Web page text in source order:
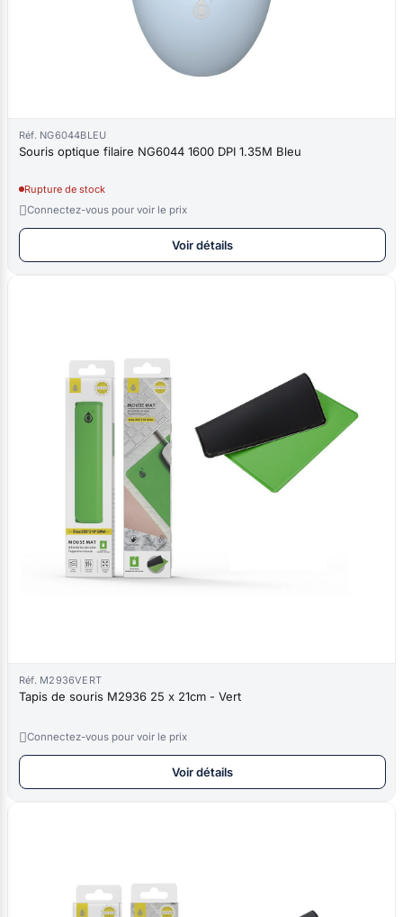
Réf. NG6044BLEU
Souris optique filaire NG6044 1600 DPI 1.35M Bleu
Rupture de stock
Connectez-vous pour voir le prix
Voir détails
Réf. M2936VERT
Tapis de souris M2936 25 x 21cm - Vert
Connectez-vous pour voir le prix
Voir détails